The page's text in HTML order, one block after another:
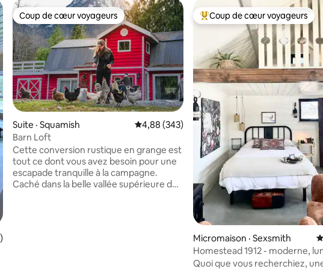
de 4,97 sur 5, 217 commentaires
Coup de cœur voyageurs
Coup de cœur voyageurs
Suite · Squamish Note moyenne de 4,88 sur 5, 343
4,88 (343)
Barn Loft
Cette conversion rustique en grange est
tout ce dont vous avez besoin pour une
escapade tranquille à la campagne.
Caché dans la belle vallée supérieure de
Coup de cœur voyageurs
Coup de cœur voyageurs
Micromaison · Sexsmith
Homestead 1912 - moderne,
paisible
Quoi que vous recherchiez,